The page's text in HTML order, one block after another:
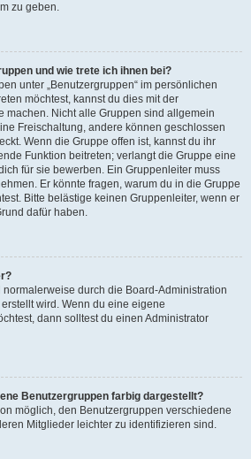
zu geben.
und wie trete ich ihnen bei?
unter „Benutzergruppen“ im persönlichen
möchtest, kannst du dies mit der
machen. Nicht alle Gruppen sind allgemein
Freischaltung, andere können geschlossen
Wenn die Gruppe offen ist, kannst du ihr
Funktion beitreten; verlangt die Gruppe eine
für sie bewerben. Ein Gruppenleiter muss
Er könnte fragen, warum du in die Gruppe
Bitte belästige keinen Gruppenleiter, wenn er
dafür haben.
durch die Board-Administration
wird. Wenn du eine eigene
dann solltest du einen Administrator
Benutzergruppen farbig dargestellt?
möglich, den Benutzergruppen verschiedene
Mitglieder leichter zu identifizieren sind.